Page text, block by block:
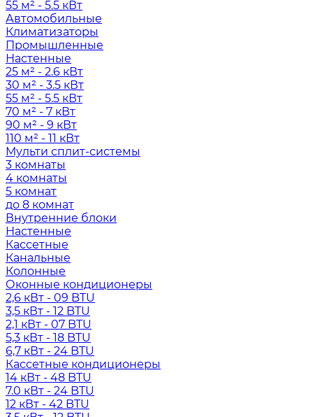
55 м² - 5.5 кВт
Автомобильные
Климатизаторы
Промышленные
Настенные
25 м² - 2.6 кВт
30 м² - 3.5 кВт
55 м² - 5.5 кВт
70 м² - 7 кВт
90 м² - 9 кВт
110 м² - 11 кВт
Мульти сплит-системы
3 комнаты
4 комнаты
5 комнат
до 8 комнат
Внутренние блоки
Настенные
Кассетные
Канальные
Колонные
Оконные кондиционеры
2,6 кВт - 09 BTU
3,5 кВт - 12 BTU
2,1 кВт - 07 BTU
5,3 кВт - 18 BTU
6,7 кВт - 24 BTU
Кассетные кондиционеры
14 кВт - 48 BTU
7.0 кВт - 24 BTU
12 кВт - 42 BTU